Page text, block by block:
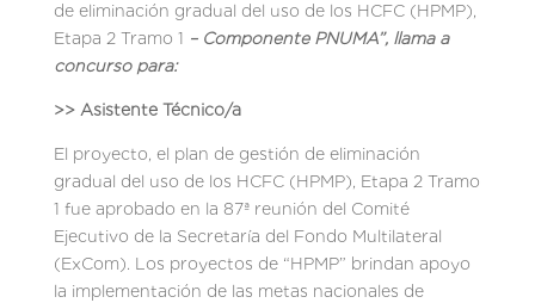
de eliminación gradual del uso de los HCFC (HPMP),
Etapa 2 Tramo 1 – Componente PNUMA”, llama a
concurso para:
>> Asistente Técnico/a
El proyecto, el plan de gestión de eliminación
gradual del uso de los HCFC (HPMP), Etapa 2 Tramo
1 fue aprobado en la 87ª reunión del Comité
Ejecutivo de la Secretaría del Fondo Multilateral
(ExCom). Los proyectos de “HPMP” brindan apoyo
la implementación de las metas nacionales de